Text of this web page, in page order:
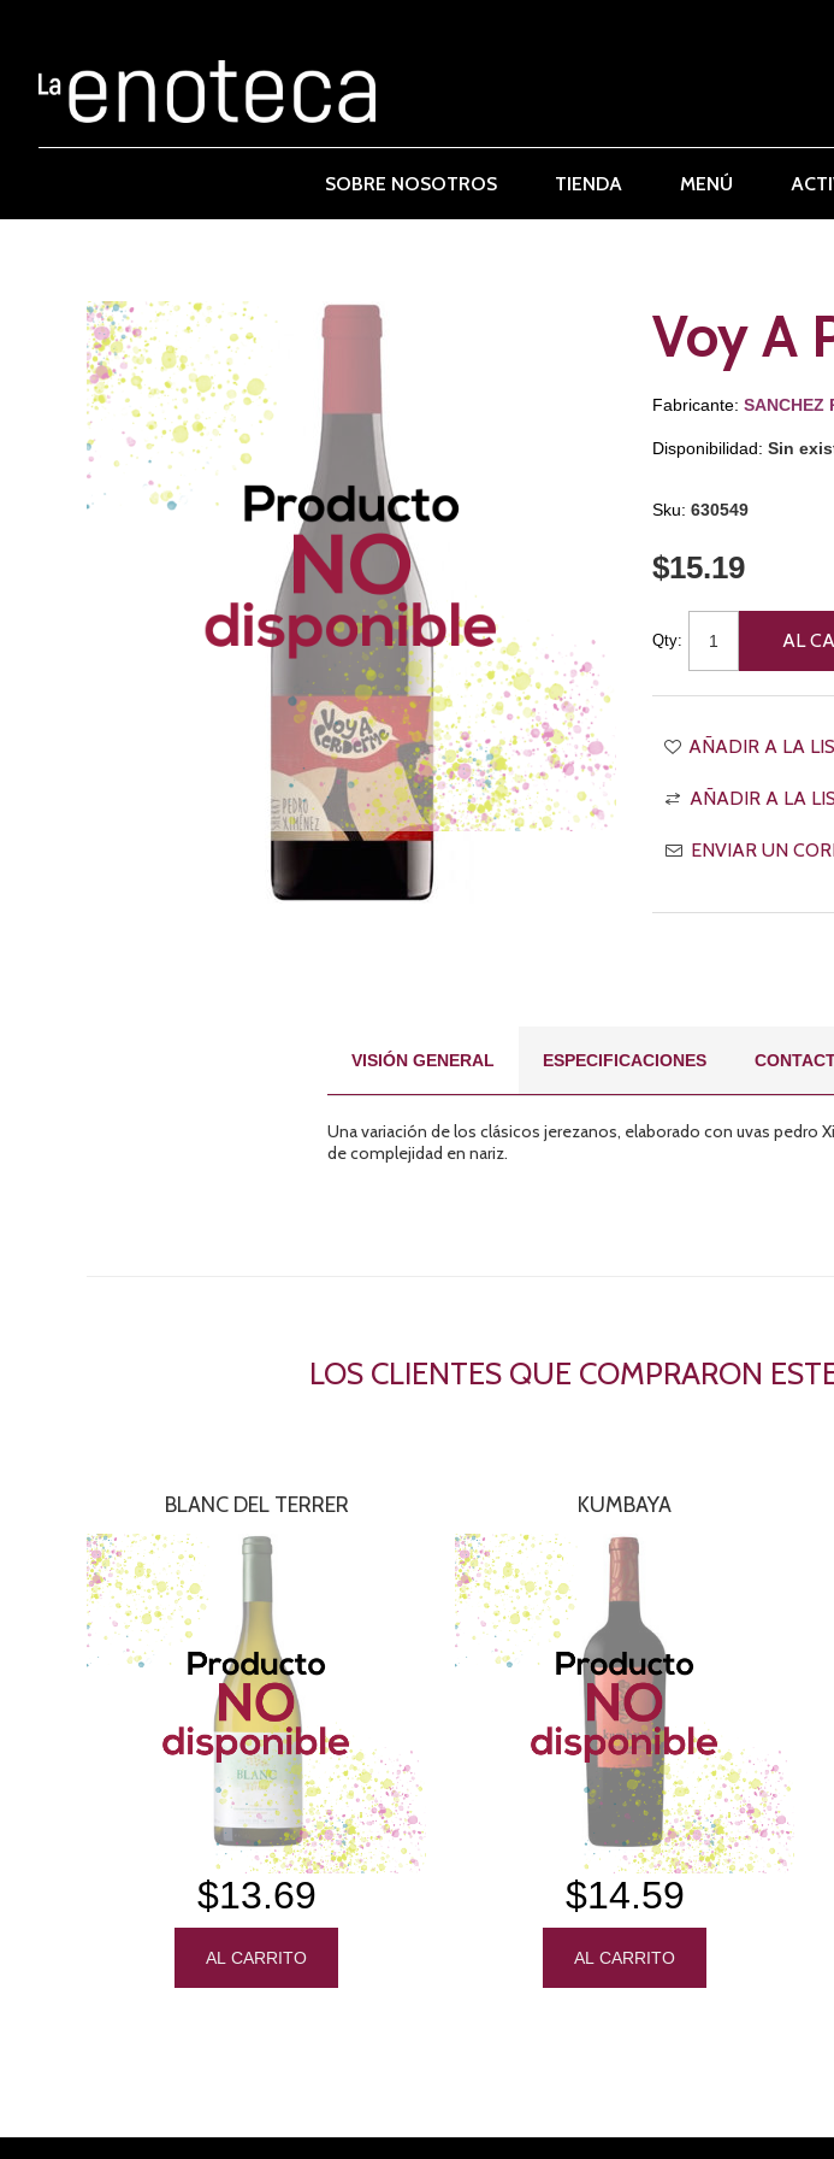
SOBRE NOSOTROS TIENDA MENÚ
Voy A
Fabricante: SANCHEZ
Disponibilidad: Sin
Sku: 630549
$15.19
Qty:
VISIÓN GENERAL ESPECIFICACIONES
Una variación de los clásicos jerezanos, elaborado con uvas pedro
de complejidad en nariz.
LOS CLIENTES QUE COMPRARON
BLANC DEL TERRER
$13.69
KUMBAYA
$14.59